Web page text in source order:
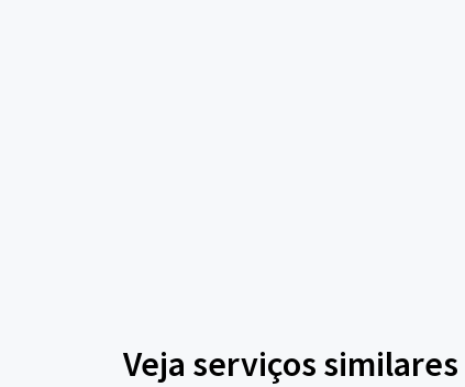
Veja serviços